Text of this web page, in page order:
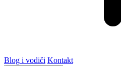
Blog i vodiči Kontakt